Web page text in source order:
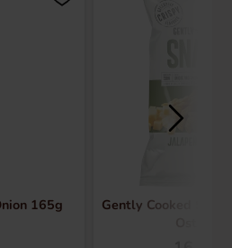
165g
Gently Cooked